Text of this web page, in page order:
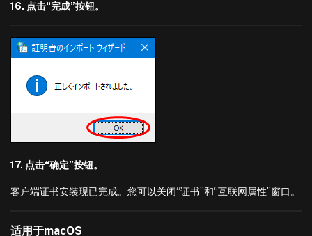
16. 点击“完成”按钮。
17. 点击“确定”按钮。
客户端证书安装现已完成。您可以关闭“证书”和“互联网属性”窗口。
适用于macOS